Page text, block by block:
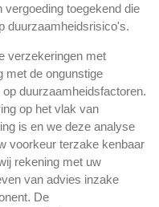
vergoeding toegekend die
duurzaamheidsrisico's.
verzekeringen met
met de ongunstige
duurzaamheidsfactoren.
op het vlak van
is en we deze analyse
voorkeur terzake kenbaar
rekening met uw
van advies inzake
De